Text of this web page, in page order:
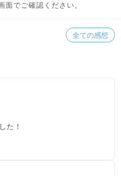
でご確認ください。
全ての感想
た！